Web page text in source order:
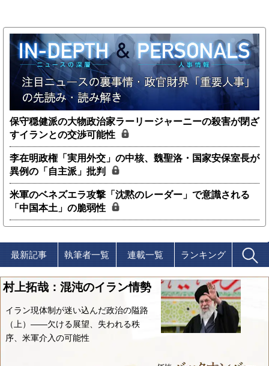
保守穏健派の大物政治家ラーリージャーニーの殺害が閉ざ
すイランとの交渉可能性
李在明政権「実用外交」の中核、魏聖洛・国家安保室長が
異例の「自主派」批判
米軍のベネズエラ攻撃「沈黙のレーダー」で意識される
「中国本土」の脆弱性
最新記事 執筆者一覧 連載一覧 ランキング
村上拓哉：混沌のイラン情勢
イラン現体制が迷い込んだ政治の隘路
（上）――欠ける展望、失われる秩
序、米軍介入の可能性